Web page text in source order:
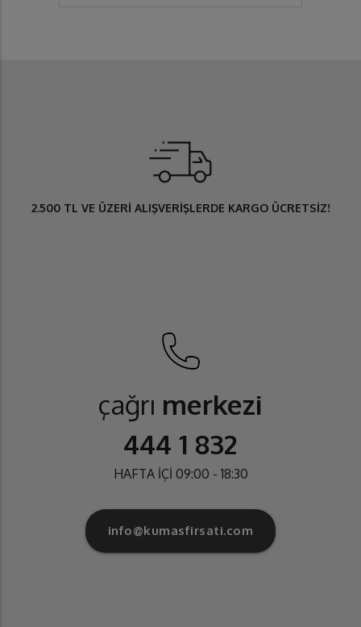
2.500 TL VE ÜZERİ ALIŞVERİŞLERDE KARGO ÜCRETSİZ!
çağrı merkezi
444 1 832
HAFTA İÇİ 09:00 - 18:30
info@kumasfirsati.com